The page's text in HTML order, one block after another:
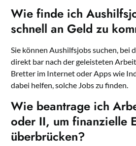
Wie finde ich
schnell an Geld zu
Sie können Aushilfsjobs suchen, bei
direkt bar nach der geleisteten
Bretter im Internet oder Apps wie
dabei helfen, solche Jobs zu finden.
Wie beantrage ich
oder II, um finanzielle
überbrücken?